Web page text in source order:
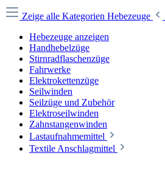
Zeige alle Kategorien Hebezeuge
Hebezeuge anzeigen
Handhebelzüge
Stirnradflaschenzüge
Fahrwerke
Elektrokettenzüge
Seilwinden
Seilzüge und Zubehör
Elektroseilwinden
Zahnstangenwinden
Lastaufnahmemittel
Textile Anschlagmittel